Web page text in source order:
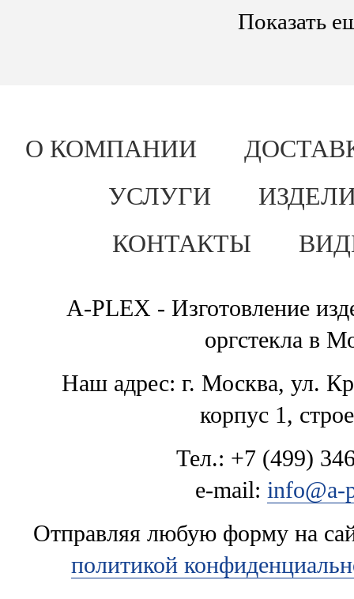
Показать
О КОМПАНИИ
УСЛУГИ
КОНТАКТЫ
A-PLEX - Изготовление
оргстекла в
Наш адрес: г. Москва, ул.
корпус 1,
Тел.: +7 (499)
e-mail: info@a-
Отправляя любую форму на
политикой